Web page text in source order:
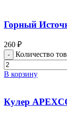
Горный
260 ₽
Количество
В корзину
Кулер